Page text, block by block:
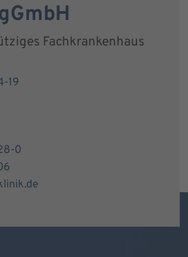
Fachkrankenhaus
19
0